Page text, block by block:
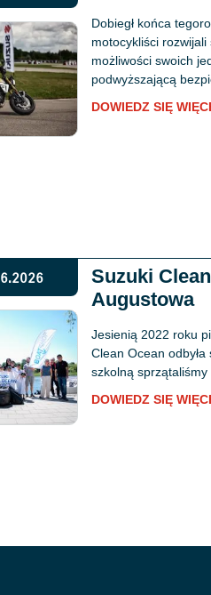
Dobiegł końca
motocykliści
możliwości swoich
podwyższającą
DOWIEDZ SIĘ
Suzuki
Augustowa
Jesienią 2022 roku
Clean Ocean odbyła
szkolną sprzątaliśmy
DOWIEDZ SIĘ